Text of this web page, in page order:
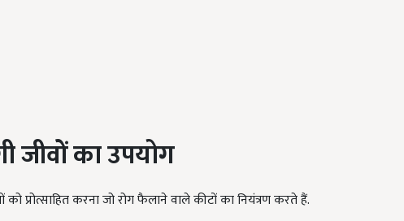
जीवों का उपयोग
को प्रोत्साहित करना जो रोग फैलाने वाले कीटों का नियंत्रण करते हैं.